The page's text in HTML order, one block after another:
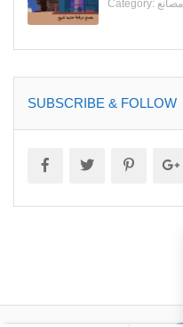
Category: مصانع
SUBSCRIBE & FOLLOW